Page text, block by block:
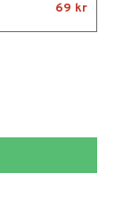
69 kr